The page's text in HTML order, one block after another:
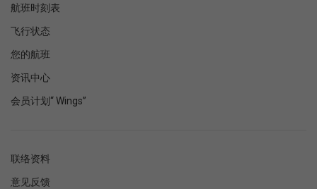
航班时刻表
飞行状态
您的航班
资讯中心
会员计划“ Wings”
联络资料
意见反馈